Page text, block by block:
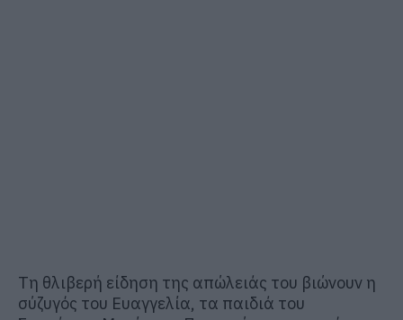
Τη θλιβερή είδηση της απώλειάς του βιώνουν η
σύζυγός του Ευαγγελία, τα παιδιά του